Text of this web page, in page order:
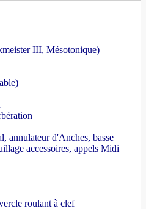
III, Mésotonique)
annulateur d'Anches, basse
accessoires, appels Midi
roulant à clef